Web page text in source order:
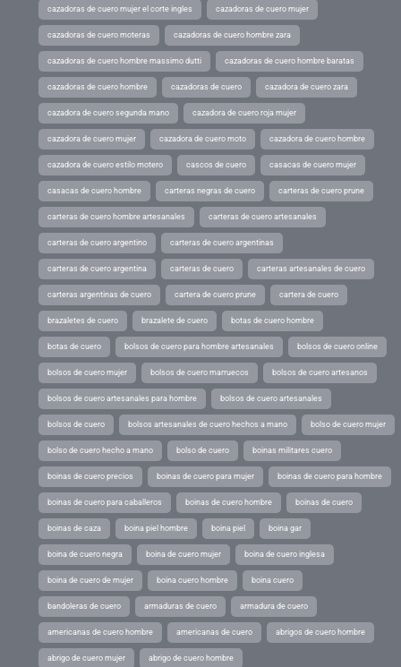
cazadoras de cuero mujer el corte ingles cazadoras de cuero mujer
cazadoras de cuero moteras cazadoras de cuero hombre zara
cazadoras de cuero hombre massimo dutti cazadoras de cuero hombre baratas
cazadoras de cuero hombre cazadoras de cuero cazadora de cuero zara
cazadora de cuero segunda mano cazadora de cuero roja mujer
cazadora de cuero mujer cazadora de cuero moto cazadora de cuero hombre
cazadora de cuero estilo motero cascos de cuero casacas de cuero mujer
casacas de cuero hombre carteras negras de cuero carteras de cuero prune
carteras de cuero hombre artesanales carteras de cuero artesanales
carteras de cuero argentino carteras de cuero argentinas
carteras de cuero argentina carteras de cuero carteras artesanales de cuero
carteras argentinas de cuero cartera de cuero prune cartera de cuero
brazaletes de cuero brazalete de cuero botas de cuero hombre
botas de cuero bolsos de cuero para hombre artesanales bolsos de cuero online
bolsos de cuero mujer bolsos de cuero marruecos bolsos de cuero artesanos
bolsos de cuero artesanales para hombre bolsos de cuero artesanales
bolsos de cuero bolsos artesanales de cuero hechos a mano bolso de cuero mujer
bolso de cuero hecho a mano bolso de cuero boinas militares cuero
boinas de cuero precios boinas de cuero para mujer boinas de cuero para hombre
boinas de cuero para caballeros boinas de cuero hombre boinas de cuero
boinas de caza boina piel hombre boina piel boina gar
boina de cuero negra boina de cuero mujer boina de cuero inglesa
boina de cuero de mujer boina cuero hombre boina cuero
bandoleras de cuero armaduras de cuero armadura de cuero
americanas de cuero hombre americanas de cuero abrigos de cuero hombre
abrigo de cuero mujer abrigo de cuero hombre